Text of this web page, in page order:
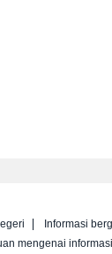
Informasi
mengenai